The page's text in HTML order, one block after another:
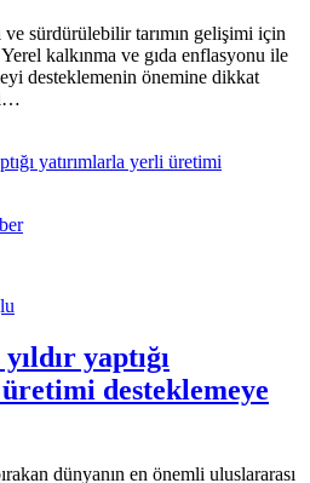
sürdürülebilir tarımın gelişimi için
kalkınma ve gıda enflasyonu ile
desteklemenin önemine dikkat
yaptığı
desteklemeye
dünyanın en önemli uluslararası